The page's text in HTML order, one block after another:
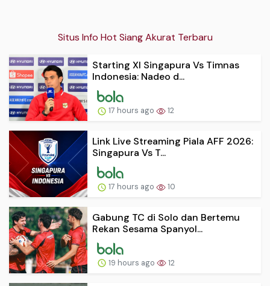
Situs Info Hot Siang Akurat Terbaru
Starting XI Singapura Vs Timnas
Indonesia: Nadeo d...
17 hours ago 12
Link Live Streaming Piala AFF 2026:
Singapura Vs T...
17 hours ago 10
Gabung TC di Solo dan Bertemu
Rekan Sesama Spanyol...
19 hours ago 12